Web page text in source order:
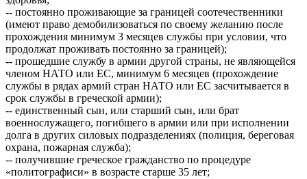
-- постоянно проживающие за границей соотечественники
(имеют право демобилизоваться по своему желанию после
прохождения минимум 3 месяцев службы при условии, что
продолжат проживать постоянно за границей);
-- прошедшие службу в армии другой страны, не являющейся
членом НАТО или ЕС, минимум 6 месяцев (прохождение
службы в рядах армий стран НАТО или ЕС засчитывается в
срок службы в греческой армии);
-- единственный сын, или старший сын, или брат
военнослужащего, погибшего в армии или при исполнении
долга в других силовых подразделениях (полиция, береговая
охрана, пожарная служба);
-- получившие греческое гражданство по процедуре
«политографиси» в возрасте старше 35 лет;